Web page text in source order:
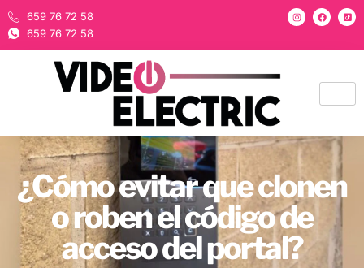
659 76 72 58
659 76 72 58
¿Cómo evitar que clonen
o roben el código de
acceso del portal?